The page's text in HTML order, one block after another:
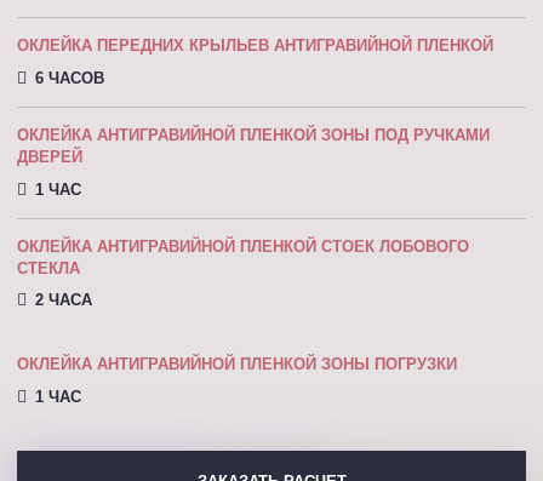
ОКЛЕЙКА ПЕРЕДНИХ КРЫЛЬЕВ АНТИГРАВИЙНОЙ ПЛЕНКОЙ
6 ЧАСОВ
ОКЛЕЙКА АНТИГРАВИЙНОЙ ПЛЕНКОЙ ЗОНЫ ПОД РУЧКАМИ
ДВЕРЕЙ
1 ЧАС
ОКЛЕЙКА АНТИГРАВИЙНОЙ ПЛЕНКОЙ СТОЕК ЛОБОВОГО
СТЕКЛА
2 ЧАСА
ОКЛЕЙКА АНТИГРАВИЙНОЙ ПЛЕНКОЙ ЗОНЫ ПОГРУЗКИ
1 ЧАС